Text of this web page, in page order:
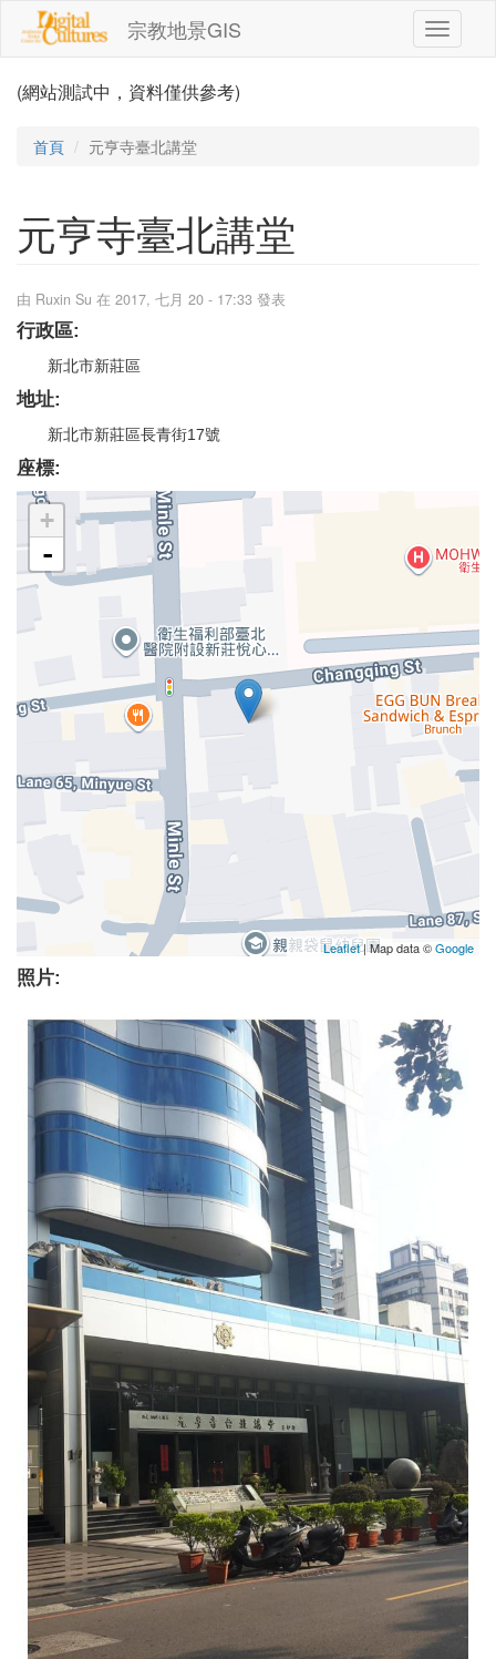
移至主內容
宗教地景GIS
Toggle
(網站測試中，資料僅供參考)
首頁 元亨寺臺北講堂
元亨寺臺北講堂
由 Ruxin Su 在 2017, 七月 20 - 17:33 發表
行政區:
新北市新莊區
地址:
新北市新莊區長青街17號
座標:
+
-
Leaflet| Map data ©Google
照片: